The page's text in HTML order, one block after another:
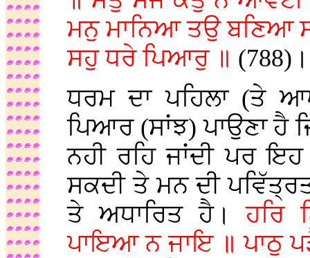
ਮਨੁ ਮਾਨਿਆ ਤਉ ਬਣਿਆ
ਸਹੁ ਧਰੇ ਪਿਆਰੁ ॥ (788)।
ਧਰਮ ਦਾ ਪਹਿਲਾ (ਤੇ
ਪਿਆਰ (ਸਾਂਝ) ਪਾਉਣਾ ਹੈ
ਨਹੀ ਰਹਿ ਜਾਂਦੀ ਪਰ
ਸਕਦੀ ਤੇ ਮਨ ਦੀ
ਤੇ ਅਧਾਰਿਤ ਹੈ।ਹਰਿ
ਪਾਇਆ ਨ ਜਾਇ ॥ ਪਾਠੁ